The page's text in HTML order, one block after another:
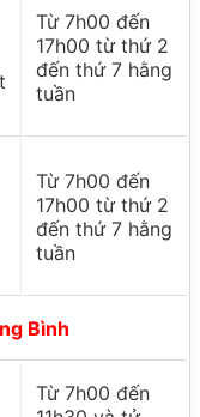
Từ 7h00 đến
17h00 từ thứ 2
đến thứ 7 hằng
tuần
Từ 7h00 đến
17h00 từ thứ 2
đến thứ 7 hằng
tuần
Bình
Từ 7h00 đến